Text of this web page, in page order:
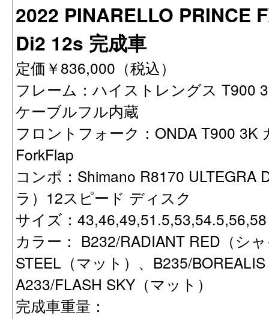
2022 PINARELLO PRINCE
Di2 12s 完成車
定価￥836,000（税込）
フレーム：ハイストレングス T900
ケーブルフル内蔵
フロントフォーク：ONDA T900 3K
ForkFlap
コンポ：Shimano R8170 ULTEGRA
ラ）12スピード ディスク
サイズ：43,46,49,51.5,53,54.5,56,58
カラー： B232/RADIANT RED（シ
STEEL（マット）、B235/
A233/FLASH SKY（マット）
完成車重量：